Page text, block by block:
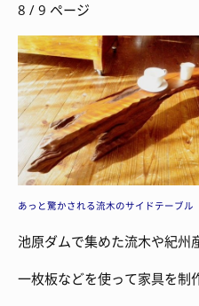
8 / 9 ページ
あっと驚かされる流木のサイドテーブル
池原ダムで集めた流木や紀州
一枚板などを使って家具を制